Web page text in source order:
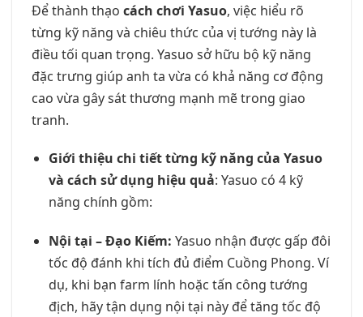
Để thành thạo cách chơi Yasuo, việc hiểu rõ
từng kỹ năng và chiêu thức của vị tướng này là
điều tối quan trọng. Yasuo sở hữu bộ kỹ năng
đặc trưng giúp anh ta vừa có khả năng cơ động
cao vừa gây sát thương mạnh mẽ trong giao
tranh.
Giới thiệu chi tiết từng kỹ năng của Yasuo
và cách sử dụng hiệu quả: Yasuo có 4 kỹ
năng chính gồm:
Nội tại – Đạo Kiếm: Yasuo nhận được gấp đôi
tốc độ đánh khi tích đủ điểm Cuồng Phong. Ví
dụ, khi bạn farm lính hoặc tấn công tướng
địch, hãy tận dụng nội tại này để tăng tốc độ